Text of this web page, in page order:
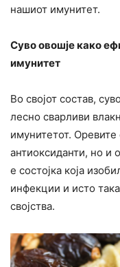
нашиот имунитет.
Суво овошје како
имунитет
Во својот состав,
лесно сварливи
имунитетот. Оревите
антиоксиданти, но и
е состојка која
инфекции и исто
својства.